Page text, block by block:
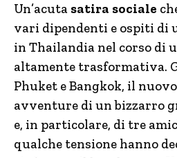
Un’acuta satira sociale
vari dipendenti e ospiti di
in Thailandia nel corso di
altamente trasformativa.
Phuket e Bangkok, il
avventure di un bizzarro
e, in particolare, di tre
qualche tensione hanno